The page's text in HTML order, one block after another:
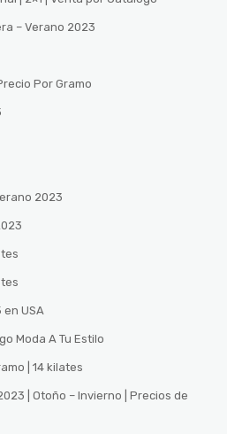
– Verano 2023
Por Gramo
2023
en USA
Moda A Tu Estilo
| 14 kilates
| Otoño – Invierno | Precios de